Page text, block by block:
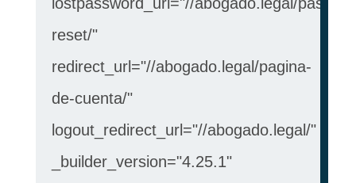
reset/"
redirect_url="//abogado.legal/pagina-
de-cuenta/"
logout_redirect_url="//abogado.legal/"
_builder_version="4.25.1"